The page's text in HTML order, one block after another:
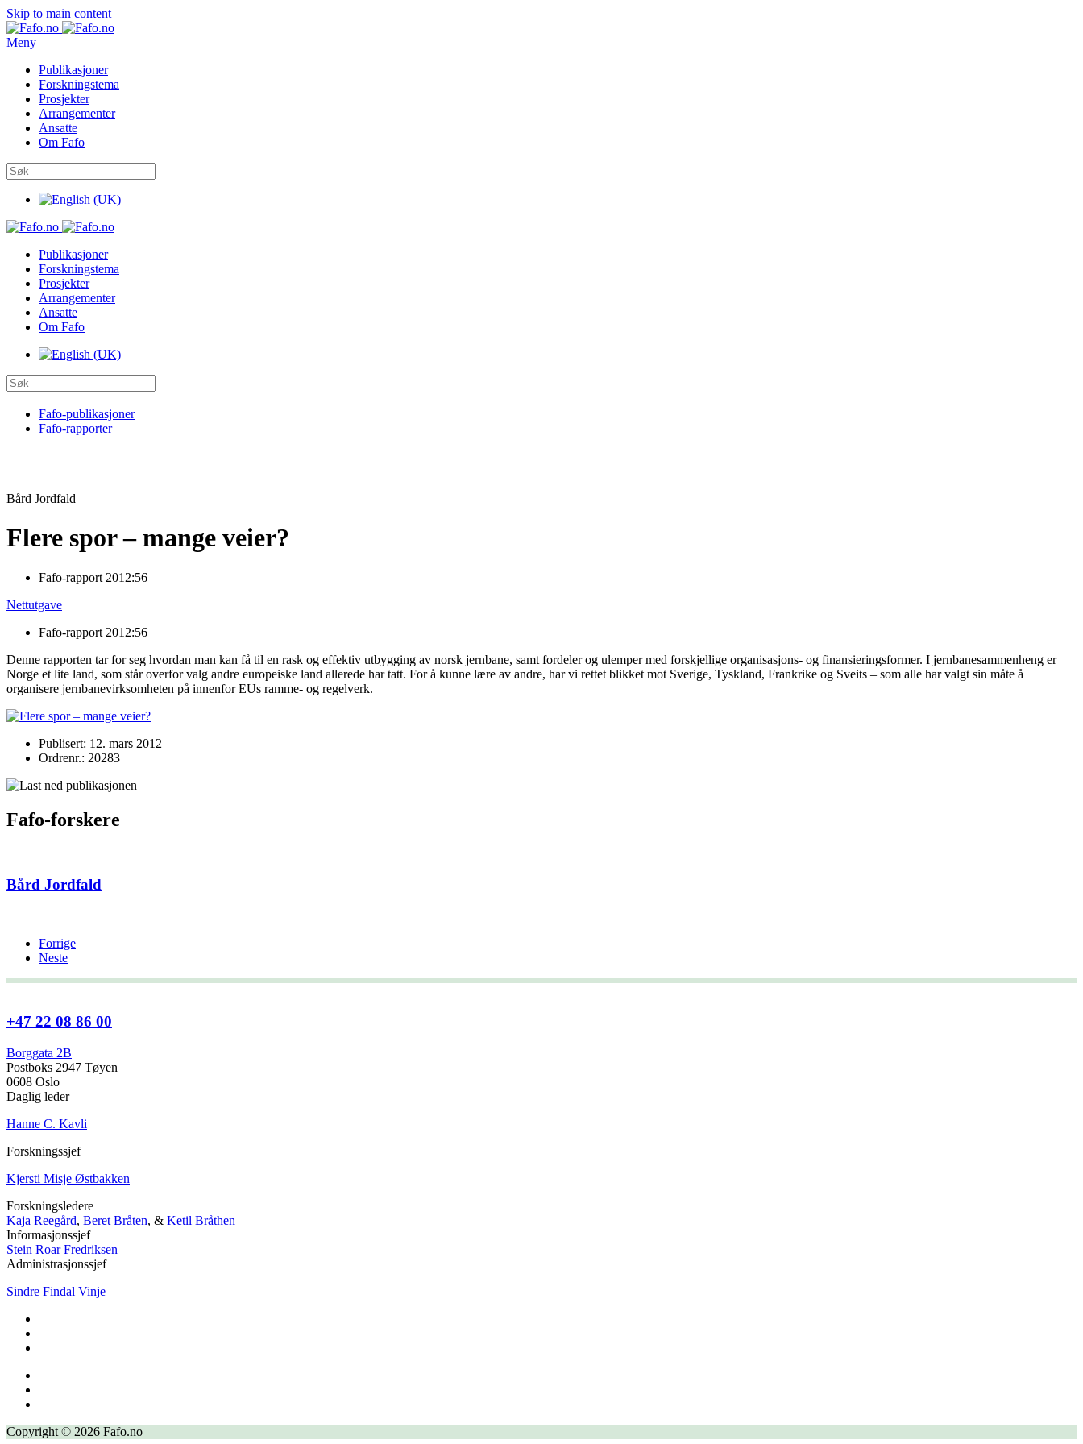
Skip to main content
Meny
Publikasjoner
Forskningstema
Prosjekter
Arrangementer
Ansatte
Om Fafo
Publikasjoner
Forskningstema
Prosjekter
Arrangementer
Ansatte
Om Fafo
Fafo-publikasjoner
Fafo-rapporter
Bård Jordfald
Flere spor – mange veier?
Fafo-rapport 2012:56
Nettutgave
Fafo-rapport 2012:56
Denne rapporten tar for seg hvordan man kan få til en rask og effektiv utbygging av norsk jernbane, samt fordeler og ulemper med forskjellige organisasjons- og finansieringsformer. I jernbanesammenheng er
Norge et lite land, som står overfor valg andre europeiske land allerede har tatt. For å kunne lære av andre, har vi rettet blikket mot Sverige, Tyskland, Frankrike og Sveits – som alle har valgt sin måte å
organisere jernbanevirksomheten på innenfor EUs ramme- og regelverk.
Publisert: 12. mars 2012
Ordrenr.: 20283
Fafo-forskere
Bård Jordfald
Forrige
Neste
+47 22 08 86 00
Borggata 2B
Postboks 2947 Tøyen
0608 Oslo
Daglig leder
Hanne C. Kavli
Forskningssjef
Kjersti Misje Østbakken
Forskningsledere
Kaja Reegård, Beret Bråten, & Ketil Bråthen
Informasjonssjef
Stein Roar Fredriksen
Administrasjonssjef
Sindre Findal Vinje
Copyright © 2026 Fafo.no